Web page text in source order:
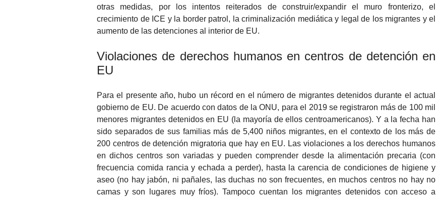
otras medidas, por los intentos reiterados de construir/expandir el muro fronterizo, el
crecimiento de ICE y la border patrol, la criminalización mediática y legal de los migrantes y el
aumento de las detenciones al interior de EU.
Violaciones de derechos humanos en centros de detención en
EU
Para el presente año, hubo un récord en el número de migrantes detenidos durante el actual
gobierno de EU. De acuerdo con datos de la ONU, para el 2019 se registraron más de 100 mil
menores migrantes detenidos en EU (la mayoría de ellos centroamericanos). Y a la fecha han
sido separados de sus familias más de 5,400 niños migrantes, en el contexto de los más de
200 centros de detención migratoria que hay en EU. Las violaciones a los derechos humanos
en dichos centros son variadas y pueden comprender desde la alimentación precaria (con
frecuencia comida rancia y echada a perder), hasta la carencia de condiciones de higiene y
aseo (no hay jabón, ni pañales, las duchas no son frecuentes, en muchos centros no hay no
camas y son lugares muy fríos). Tampoco cuentan los migrantes detenidos con acceso a